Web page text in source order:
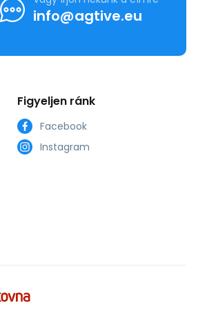
info@agtive.eu
Figyeljen ránk
Facebook
Instagram